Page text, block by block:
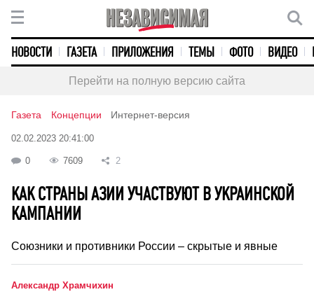
НОВОСТИ ГАЗЕТА ПРИЛОЖЕНИЯ ТЕМЫ ФОТО ВИДЕО
Перейти на полную версию сайта
Газета Концепции Интернет-версия
02.02.2023 20:41:00
0 7609 2
КАК СТРАНЫ АЗИИ УЧАСТВУЮТ В УКРАИНСКОЙ
КАМПАНИИ
Союзники и противники России – скрытые и явные
Александр Храмчихин